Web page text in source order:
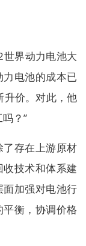
界动力电池大
电池的成本已
升价。对此，他
？”
存在上游原材
技术和体系建
加强对电池行
衡，协调价格